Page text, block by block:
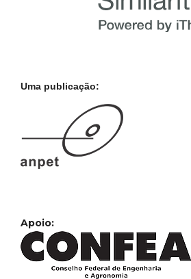
Uma publicação:
Apoio: